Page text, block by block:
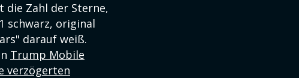
Zahl der Sterne,
schwarz, original
darauf weiß.
Trump Mobile
verzögerten